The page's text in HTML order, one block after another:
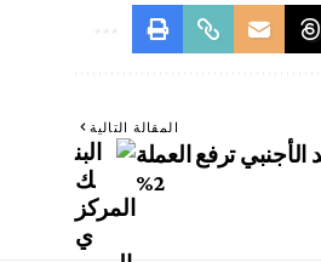
المقالة التالية
ترفع العملة
2%